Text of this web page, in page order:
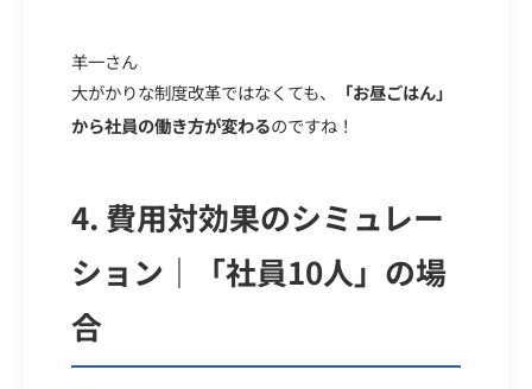
羊一さん
大がかりな制度改革ではなくても、
「お昼ごはん」
から社員の働き方が変わるのですね！
4. 費用対効果のシミュレー
ション｜「社員10人」の場
合